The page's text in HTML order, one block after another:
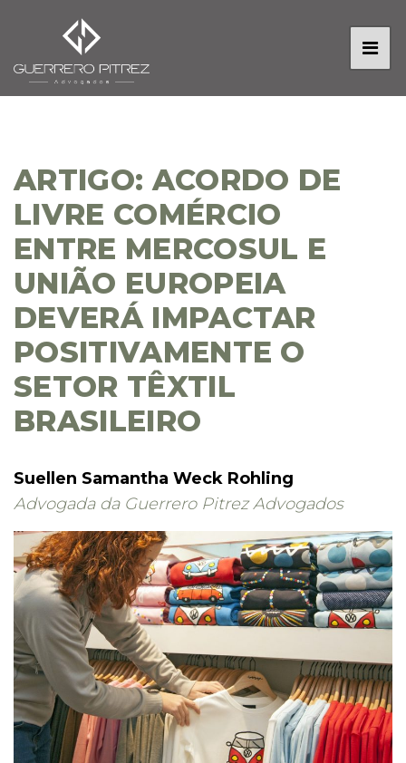
ARTIGO: ACORDO DE
LIVRE COMÉRCIO
ENTRE MERCOSUL E
UNIÃO EUROPEIA
DEVERÁ IMPACTAR
POSITIVAMENTE O
SETOR TÊXTIL
BRASILEIRO
Suellen Samantha Weck Rohling
Advogada da Guerrero Pitrez Advogados